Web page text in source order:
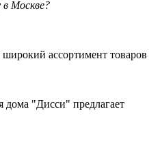
ассортимент товаров
дома "Дисси" предлагает